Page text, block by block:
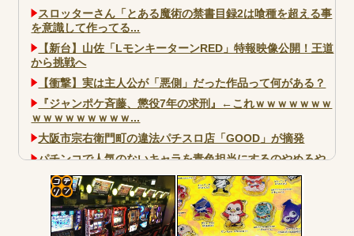
スロッターさん「とある魔術の禁書目録2は喰種を超える事
を意識して作ってる...
【新台】山佐「LモンキーターンRED」特報映像公開！王道
から挑戦へ
【衝撃】実は主人公が「悪側」だった作品って何がある？
『ジャンポケ斉藤、懲役7年の求刑』←これｗｗｗｗｗｗｗ
ｗｗｗｗｗｗｗｗｗ...
大阪市宗右衛門町の違法パチスロ店「GOOD」が摘発
パチンコで人気のないキャラを青色担当にするのやめろや
ワイ、パチンコ屋店員の目の前で会員カードを握り潰し
「今までありがとう」と...
無職のパチンコカス(22)なんやが、ワイの人生どれくらい
ヤバいか教えて？...
コテ
リン